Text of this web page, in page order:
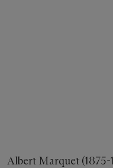
Albert Marquet (1875-